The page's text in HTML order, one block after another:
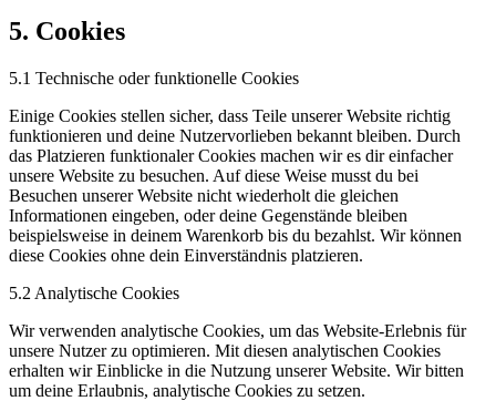
5. Cookies
5.1 Technische oder funktionelle Cookies
Einige Cookies stellen sicher, dass Teile unserer Website richtig
funktionieren und deine Nutzervorlieben bekannt bleiben. Durch
das Platzieren funktionaler Cookies machen wir es dir einfacher
unsere Website zu besuchen. Auf diese Weise musst du bei
Besuchen unserer Website nicht wiederholt die gleichen
Informationen eingeben, oder deine Gegenstände bleiben
beispielsweise in deinem Warenkorb bis du bezahlst. Wir können
diese Cookies ohne dein Einverständnis platzieren.
5.2 Analytische Cookies
Wir verwenden analytische Cookies, um das Website-Erlebnis für
unsere Nutzer zu optimieren. Mit diesen analytischen Cookies
erhalten wir Einblicke in die Nutzung unserer Website. Wir bitten
um deine Erlaubnis, analytische Cookies zu setzen.